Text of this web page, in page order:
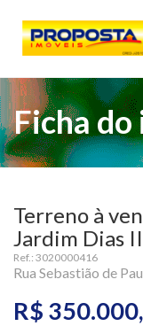
Ficha do
Terreno à
Jardim Dias II
Ref.: 3020000416
Rua Sebastião de
R$